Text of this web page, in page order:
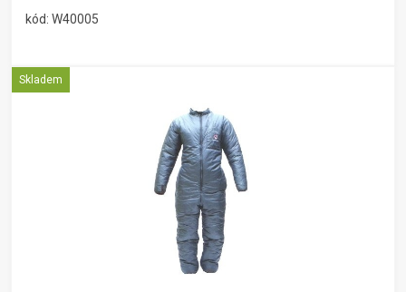
kód: W40005
Skladem